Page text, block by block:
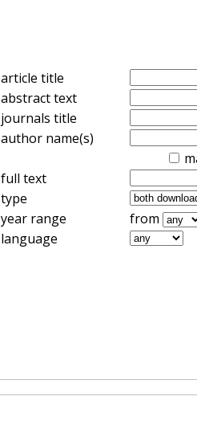
article title
abstract text
journals title
author name(s)
full text
type
year range
from
language